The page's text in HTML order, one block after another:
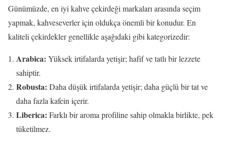
Günümüzde, en iyi kahve çekirdeği markaları arasında seçim
yapmak, kahveseverler için oldukça önemli bir konudur. En
kaliteli çekirdekler genellikle aşağıdaki gibi kategorizedir:
Arabica: Yüksek irtifalarda yetişir; hafif ve tatlı bir lezzete
sahiptir.
Robusta: Daha düşük irtifalarda yetişir; daha güçlü bir tat ve
daha fazla kafein içerir.
Liberica: Farklı bir aroma profiline sahip olmakla birlikte, pek
tüketilmez.